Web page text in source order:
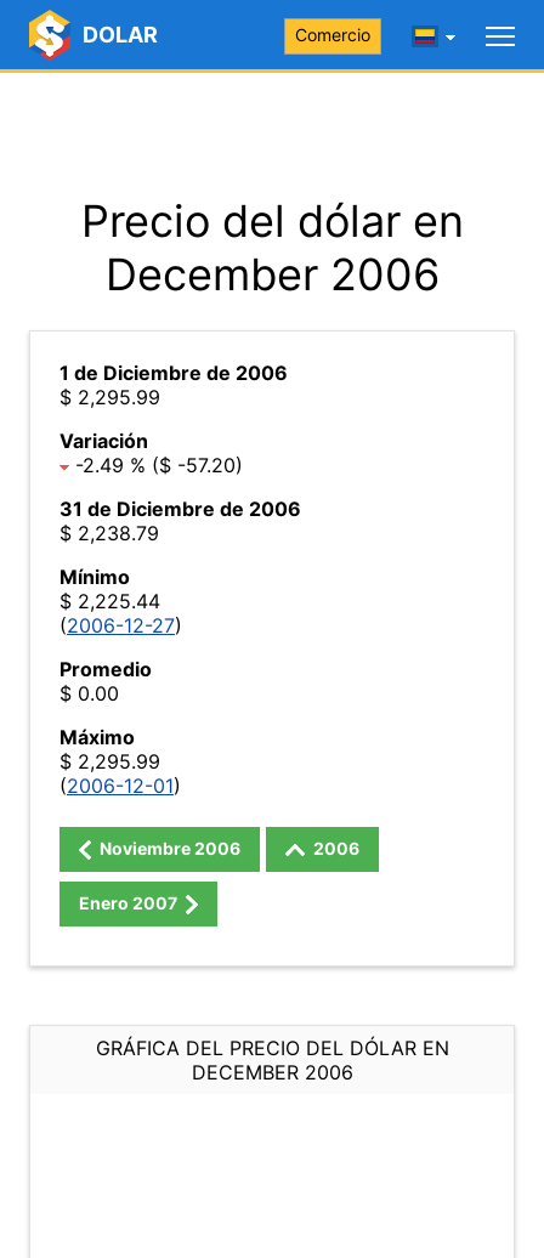
DOLAR Comercio
Precio del dólar en
December 2006
1 de Diciembre de 2006
$ 2,295.99
Variación
-2.49 % ($ -57.20)
31 de Diciembre de 2006
$ 2,238.79
Mínimo
$ 2,225.44
(2006-12-27)
Promedio
$ 0.00
Máximo
$ 2,295.99
(2006-12-01)
Noviembre2006 2006
Enero 2007
GRÁFICA DEL PRECIO DEL DÓLAR EN
DECEMBER 2006